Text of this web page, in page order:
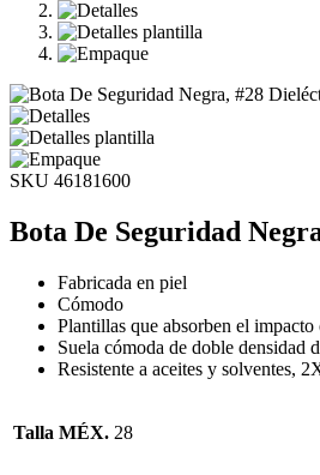
SKU 46181600
Bota De Seguridad
Fabricada en piel
Cómodo
Plantillas que absorben el
Suela cómoda de doble densidad
Resistente a aceites y solventes,
Talla MÉX. 28